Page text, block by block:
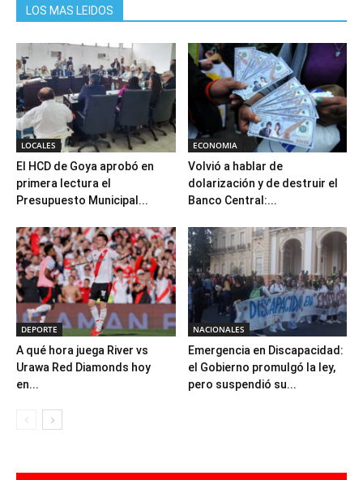
LOS MAS LEIDOS
LOCALES
El HCD de Goya aprobó en
primera lectura el
Presupuesto Municipal...
ECONOMIA
Volvió a hablar de
dolarización y de destruir el
Banco Central:...
DEPORTE
A qué hora juega River vs
Urawa Red Diamonds hoy
en...
NACIONALES
Emergencia en Discapacidad:
el Gobierno promulgó la ley,
pero suspendió su...